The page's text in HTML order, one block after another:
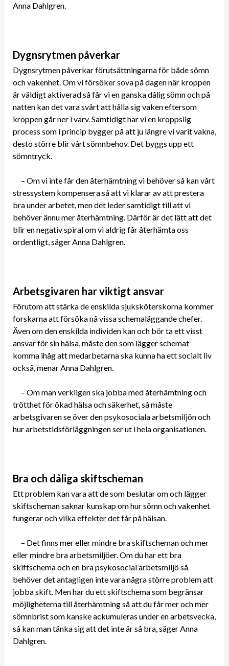
Anna Dahlgren.
Dygnsrytmen påverkar
Dygnsrytmen påverkar förutsättningarna för både sömn
och vakenhet. Om vi försöker sova på dagen när kroppen
är väldigt aktiverad så får vi en ganska dålig sömn och på
natten kan det vara svårt att hålla sig vaken eftersom
kroppen går ner i varv. Samtidigt har vi en kroppslig
process som i princip bygger på att ju längre vi varit vakna,
desto större blir vårt sömnbehov. Det byggs upp ett
sömntryck.
– Om vi inte får den återhämtning vi behöver så kan vårt
stressystem kompensera så att vi klarar av att prestera
bra under arbetet, men det leder samtidigt till att vi
behöver ännu mer återhämtning. Därför är det lätt att det
blir en negativ spiral om vi aldrig får återhämta oss
ordentligt, säger Anna Dahlgren.
Arbetsgivaren har viktigt ansvar
Förutom att stärka de enskilda sjuksköterskorna kommer
forskarna att försöka nå vissa schemaläggande chefer.
Även om den enskilda individen kan och bör ta ett visst
ansvar för sin hälsa, måste den som lägger schemat
komma ihåg att medarbetarna ska kunna ha ett socialt liv
också, menar Anna Dahlgren.
– Om man verkligen ska jobba med återhämtning och
trötthet för ökad hälsa och säkerhet, så måste
arbetsgivaren se över den psykosociala arbetsmiljön och
hur arbetstidsförläggningen ser ut i hela organisationen.
Bra och dåliga skiftscheman
Ett problem kan vara att de som beslutar om och lägger
skiftscheman saknar kunskap om hur sömn och vakenhet
fungerar och vilka effekter det får på hälsan.
– Det finns mer eller mindre bra skiftscheman och mer
eller mindre bra arbetsmiljöer. Om du har ett bra
skiftschema och en bra psykosocial arbetsmiljö så
behöver det antagligen inte vara några större problem att
jobba skift. Men har du ett skiftschema som begränsar
möjligheterna till återhämtning så att du får mer och mer
sömnbrist som kanske ackumuleras under en arbetsvecka,
så kan man tänka sig att det inte är så bra, säger Anna
Dahlgren.